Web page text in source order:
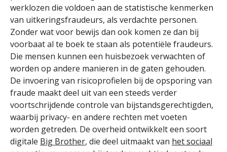
werklozen die voldoen aan de statistische kenmerken
van uitkeringsfraudeurs, als verdachte personen.
Zonder wat voor bewijs dan ook komen ze dan bij
voorbaat al te boek te staan als potentiële fraudeurs.
Die mensen kunnen een huisbezoek verwachten of
worden op andere manieren in de gaten gehouden.
De invoering van risicoprofielen bij de opsporing van
fraude maakt deel uit van een steeds verder
voortschrijdende controle van bijstandsgerechtigden,
waarbij privacy- en andere rechten met voeten
worden getreden. De overheid ontwikkelt een soort
digitale Big Brother, die deel uitmaakt van het sociaal